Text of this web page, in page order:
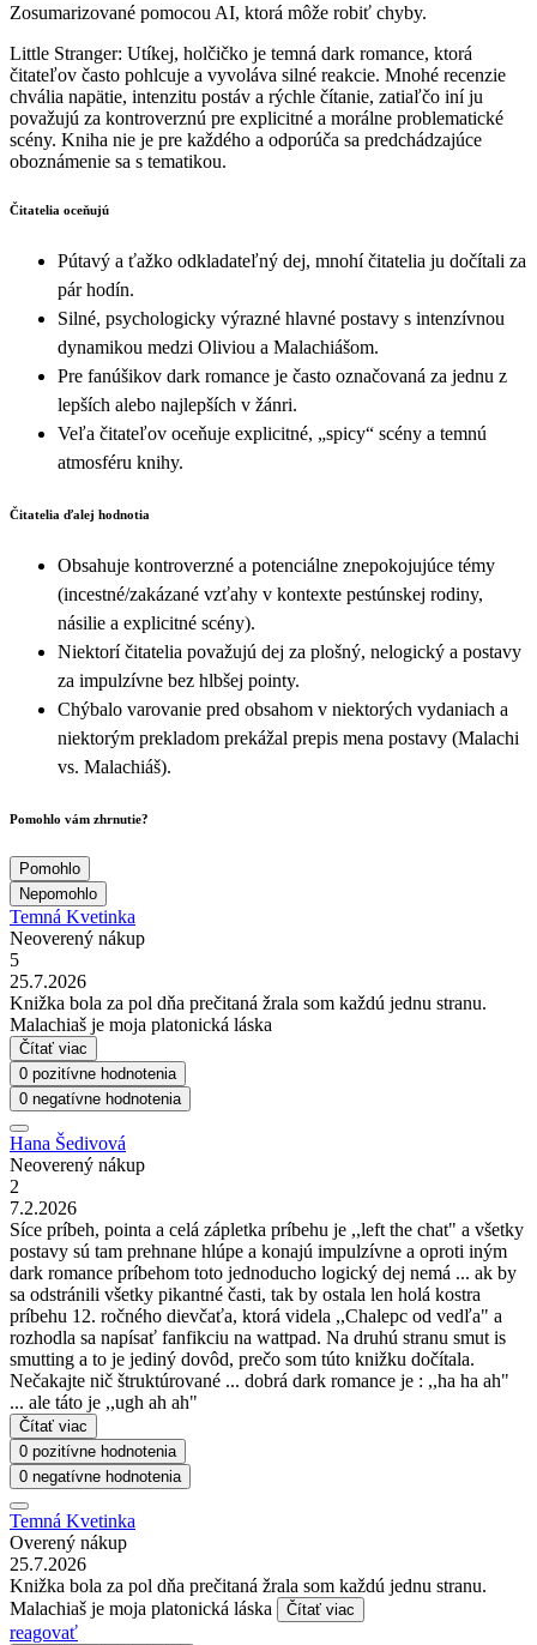
Zosumarizované pomocou AI, ktorá môže robiť chyby.
Little Stranger: Utíkej, holčičko je temná dark romance, ktorá
čitateľov často pohlcuje a vyvoláva silné reakcie. Mnohé recenzie
chvália napätie, intenzitu postáv a rýchle čítanie, zatiaľčo iní ju
považujú za kontroverznú pre explicitné a morálne problematické
scény. Kniha nie je pre každého a odporúča sa predchádzajúce
oboznámenie sa s tematikou.
Čitatelia oceňujú
Pútavý a ťažko odkladateľný dej, mnohí čitatelia ju dočítali za
pár hodín.
Silné, psychologicky výrazné hlavné postavy s intenzívnou
dynamikou medzi Oliviou a Malachiášom.
Pre fanúšikov dark romance je často označovaná za jednu z
lepších alebo najlepších v žánri.
Veľa čitateľov oceňuje explicitné, „spicy“ scény a temnú
atmosféru knihy.
Čitatelia ďalej hodnotia
Obsahuje kontroverzné a potenciálne znepokojujúce témy
(incestné/zakázané vzťahy v kontexte pestúnskej rodiny,
násilie a explicitné scény).
Niektorí čitatelia považujú dej za plošný, nelogický a postavy
za impulzívne bez hlbšej pointy.
Chýbalo varovanie pred obsahom v niektorých vydaniach a
niektorým prekladom prekážal prepis mena postavy (Malachi
vs. Malachiáš).
Pomohlo vám zhrnutie?
Pomohlo
Nepomohlo
Temná Kvetinka
Neoverený nákup
5
25.7.2026
Knižka bola za pol dňa prečitaná žrala som každú jednu stranu.
Malachiaš je moja platonická láska
Čítať viac
0 pozitívne hodnotenia
0 negatívne hodnotenia
Hana Šedivová
Neoverený nákup
2
7.2.2026
Síce príbeh, pointa a celá zápletka príbehu je ,,left the chat" a všetky
postavy sú tam prehnane hlúpe a konajú impulzívne a oproti iným
dark romance príbehom toto jednoducho logický dej nemá ... ak by
sa odstránili všetky pikantné časti, tak by ostala len holá kostra
príbehu 12. ročného dievčaťa, ktorá videla ,,Chalepc od vedľa" a
rozhodla sa napísať fanfikciu na wattpad. Na druhú stranu smut is
smutting a to je jediný dovôd, prečo som túto knižku dočítala.
Nečakajte nič štruktúrované ... dobrá dark romance je : ,,ha ha ah"
... ale táto je ,,ugh ah ah"
Čítať viac
0 pozitívne hodnotenia
0 negatívne hodnotenia
Temná Kvetinka
Overený nákup
25.7.2026
Knižka bola za pol dňa prečitaná žrala som každú jednu stranu.
Malachiaš je moja platonická láska
Čítať viac
reagovať